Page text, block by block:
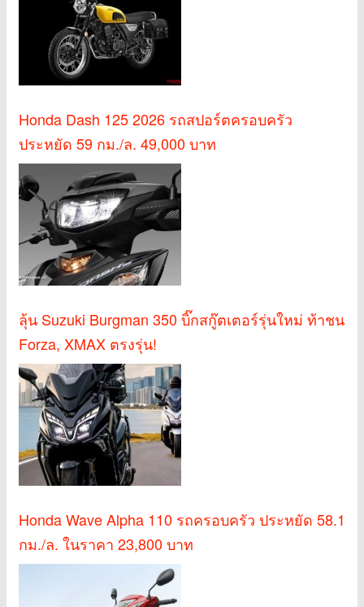
Honda Dash 125 2026 รถสปอร์ตครอบครัว
ประหยัด 59 กม./ล. 49,000 บาท
ลุ้น Suzuki Burgman 350 บิ๊กสกู๊ตเตอร์รุ่นใหม่ ท้าชน
Forza, XMAX ตรงรุ่น!
Honda Wave Alpha 110 รถครอบครัว ประหยัด 58.1
กม./ล. ในราคา 23,800 บาท